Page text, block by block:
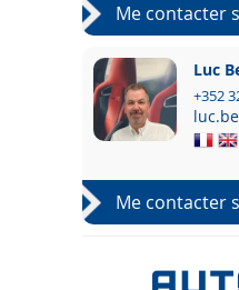
Me contacter
Luc
+352
Me contacter